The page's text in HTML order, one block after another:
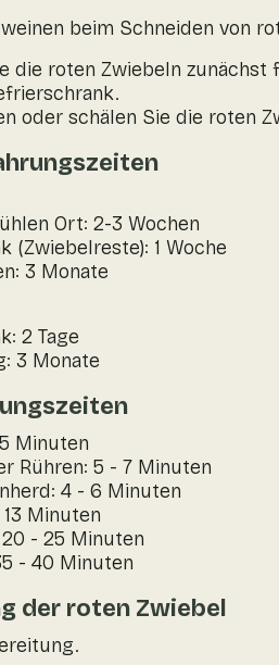
beim Schneiden von
die roten Zwiebeln
oder schälen Sie die roten
Ort: 2-3 Wochen
(Zwiebelreste): 1 Woche
3 Monate
2 Tage
3 Monate
Minuten
Rühren: 5 - 7 Minuten
4 - 6 Minuten
Minuten
- 25 Minuten
- 40 Minuten
der roten Zwiebel